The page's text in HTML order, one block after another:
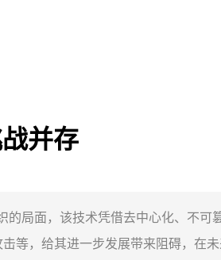
并存
局面，该技术凭借去中心化、不
等，给其进一步发展带来阻碍，在